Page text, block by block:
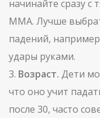
начинайте сразу с
ММА. Лучше
падений,
удары руками.
3. Возраст. Дети
что оно учит
после 30, часто